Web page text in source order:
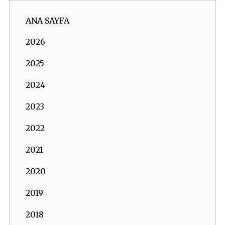
ANA SAYFA
2026
2025
2024
2023
2022
2021
2020
2019
2018